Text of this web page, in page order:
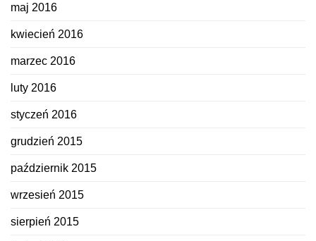
maj 2016
kwiecień 2016
marzec 2016
luty 2016
styczeń 2016
grudzień 2015
październik 2015
wrzesień 2015
sierpień 2015